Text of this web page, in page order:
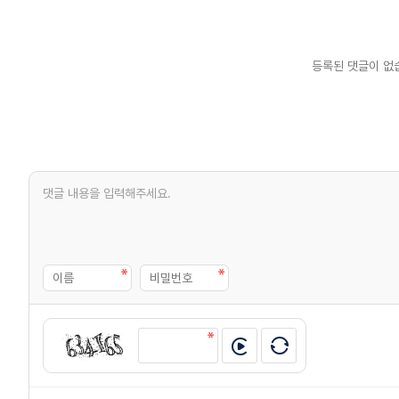
등록된 댓글이 없